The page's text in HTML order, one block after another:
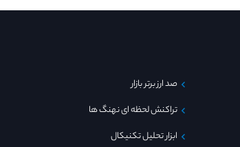
صد ارز برتر بازار
تراکنش لحظه ای نهنگ ها
ابزار تحلیل تکنیکال